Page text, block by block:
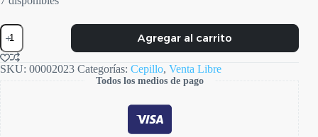
Cepillo
Funny
Brush
cantidad
Agregar al carrito
SKU: 00002023 Categorías: Cepillo, Venta Libre
Todos los medios de pago